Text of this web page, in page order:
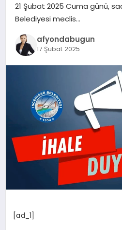
MAGAZIN
SAĞLIK
YAŞAM
21 Şubat 2025 Cuma günü,
Belediyesi meclis…
afyondabugun
17 Şubat 2025
[ad_1]